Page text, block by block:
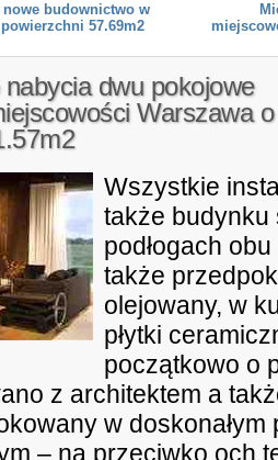
nowe budownictwo w
57.69m2
dwu pokojowe
Warszawa o
Wszystkie
także budynku
podłogach
także
olejowany, w
płytki
początkowo o
z architektem a
w doskonałym
– na przeciwko och